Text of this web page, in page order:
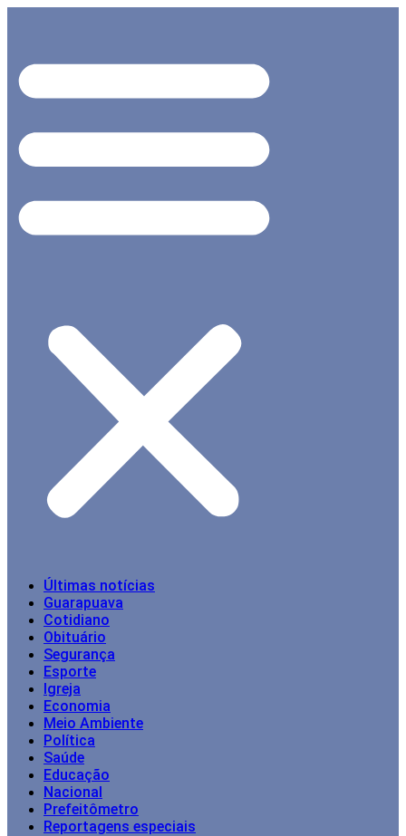
Últimas notícias
Guarapuava
Cotidiano
Obituário
Segurança
Esporte
Igreja
Economia
Meio Ambiente
Política
Saúde
Educação
Nacional
Prefeitômetro
Reportagens especiais